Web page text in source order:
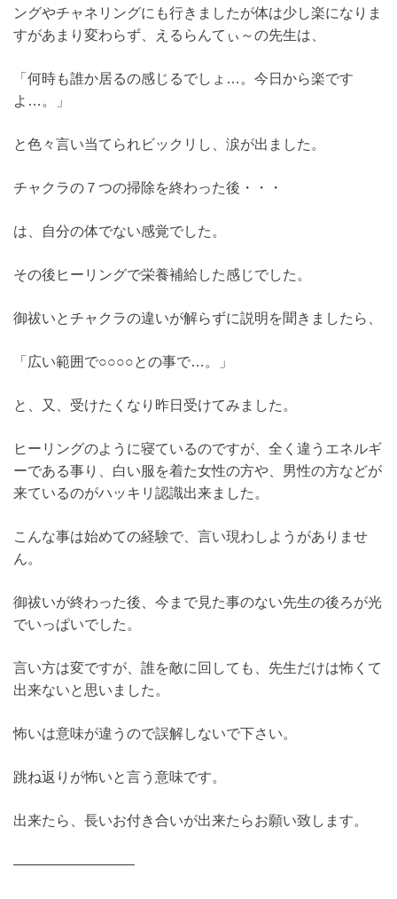
ングやチャネリングにも行きましたが体は少し楽になりま
すがあまり変わらず、えるらんてぃ～の先生は、
「何時も誰か居るの感じるでしょ…。今日から楽です
よ…。」
と色々言い当てられビックリし、涙が出ました。
チャクラの７つの掃除を終わった後・・・
は、自分の体でない感覚でした。
その後ヒーリングで栄養補給した感じでした。
御祓いとチャクラの違いが解らずに説明を聞きましたら、
「広い範囲で○○○○との事で…。」
と、又、受けたくなり昨日受けてみました。
ヒーリングのように寝ているのですが、全く違うエネルギ
ーである事り、白い服を着た女性の方や、男性の方などが
来ているのがハッキリ認識出来ました。
こんな事は始めての経験で、言い現わしようがありませ
ん。
御祓いが終わった後、今まで見た事のない先生の後ろが光
でいっぱいでした。
言い方は変ですが、誰を敵に回しても、先生だけは怖くて
出来ないと思いました。
怖いは意味が違うので誤解しないで下さい。
跳ね返りが怖いと言う意味です。
出来たら、長いお付き合いが出来たらお願い致します。
————————–